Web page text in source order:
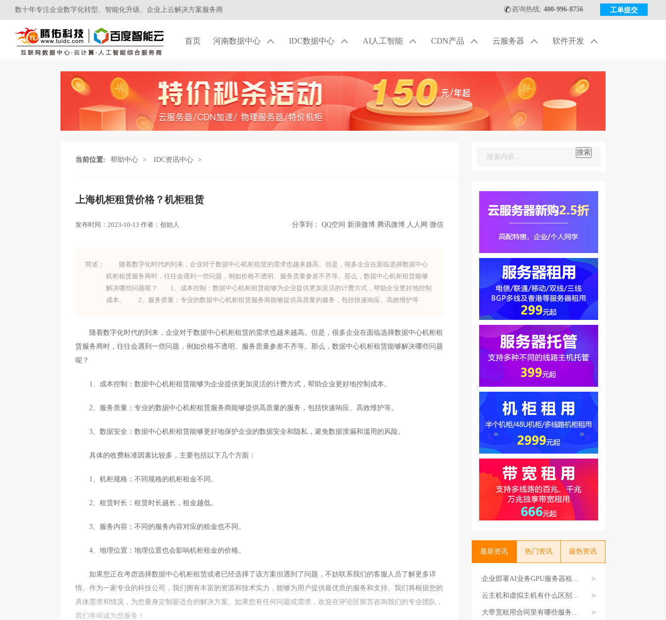
数十年专注企业数字化转型、智能化升级、企业上云解决方案服务商 工单提交
咨询热线: 400-996-8756
首页 河南数据中心 IDC数据中心 AI人工智能 CDN产品 云服务器 软件开发
搜索
最新资讯 热门资讯 最热资讯
企业部署AI业务GPU服务器租
用，租多久比较划算
>
云主机和虚拟主机有什么区别？
性能隔离是关键差异
>
大带宽租用合同里有哪些服务条
>
当前位置: 帮助中心 > IDC资讯中心 >
上海机柜租赁价格？机柜租赁
发布时间： 2023-10-13 作者： 创始人 分享到： QQ空间 新浪微博 腾讯微博 人人网 微信
简述：
随着数字化时代的到来，企业对于数据中心机柜租赁的需求也越来越高。但是，很多企业在面临选择数据中心
机柜租赁服务商时，往往会遇到一些问题，例如价格不透明、服务质量参差不齐等。那么，数据中心机柜租赁能够
解决哪些问题呢？ 1、成本控制：数据中心机柜租赁能够为企业提供更加灵活的计费方式，帮助企业更好地控制
成本。 2、服务质量：专业的数据中心机柜租赁服务商能够提供高质量的服务，包括快速响应、高效维护等
随着数字化时代的到来，企业对于数据中心机柜租赁的需求也越来越高。但是，很多企业在面临选择数据中心机柜租
赁服务商时，往往会遇到一些问题，例如价格不透明、服务质量参差不齐等。那么，数据中心机柜租赁能够解决哪些问题
呢？
1、成本控制：数据中心机柜租赁能够为企业提供更加灵活的计费方式，帮助企业更好地控制成本。
2、服务质量：专业的数据中心机柜租赁服务商能够提供高质量的服务，包括快速响应、高效维护等。
3、数据安全：数据中心机柜租赁能够更好地保护企业的数据安全和隐私，避免数据泄漏和滥用的风险。
具体的收费标准因素比较多，主要包括以下几个方面：
1、机柜规格：不同规格的机柜租金不同。
2、租赁时长：租赁时长越长，租金越低。
3、服务内容：不同的服务内容对应的租金也不同。
4、地理位置：地理位置也会影响机柜租金的价格。
如果您正在考虑选择数据中心机柜租赁或者已经选择了该方案但遇到了问题，不妨联系我们的客服人员了解更多详
情。作为一家专业的科技公司，我们拥有丰富的资源和技术实力，能够为用户提供最优质的服务和支持。我们将根据您的
具体需求和情况，为您量身定制最适合的解决方案。如果您有任何问题或需求，欢迎在评论区留言咨询我们的专业团队，
我们将竭诚为您服务！